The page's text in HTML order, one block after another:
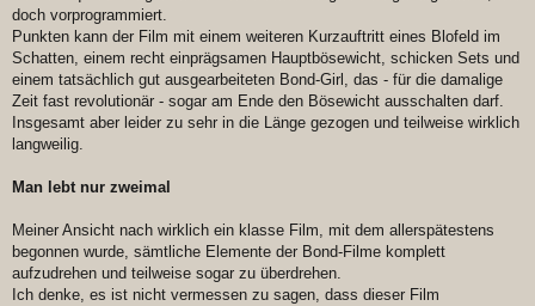
doch vorprogrammiert.
Punkten kann der Film mit einem weiteren Kurzauftritt eines Blofeld im
Schatten, einem recht einprägsamen Hauptbösewicht, schicken Sets und
einem tatsächlich gut ausgearbeiteten Bond-Girl, das - für die damalige
Zeit fast revolutionär - sogar am Ende den Bösewicht ausschalten darf.
Insgesamt aber leider zu sehr in die Länge gezogen und teilweise wirklich
langweilig.
Man lebt nur zweimal
Meiner Ansicht nach wirklich ein klasse Film, mit dem allerspätestens
begonnen wurde, sämtliche Elemente der Bond-Filme komplett
aufzudrehen und teilweise sogar zu überdrehen.
Ich denke, es ist nicht vermessen zu sagen, dass dieser Film